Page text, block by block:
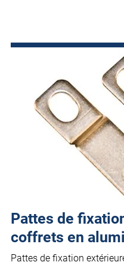
Pattes de
coffrets en
Pattes de fixation